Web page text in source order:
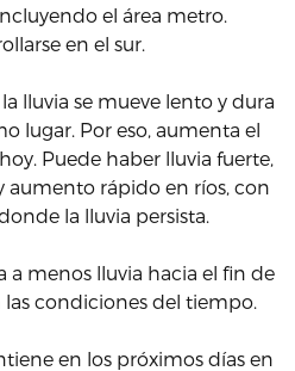
el área metro.
en el sur.
lluvia se mueve lento y dura
lugar. Por eso, aumenta el
Puede haber lluvia fuerte,
aumento rápido en ríos, con
la lluvia persista.
a menos lluvia hacia el fin de
condiciones del tiempo.
en los próximos días en